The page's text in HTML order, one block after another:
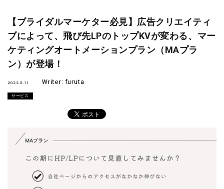
【ブライダルマーケター必見】広告クリエイティ
ブによって、飛び先LPのトップKVが変わる、マー
ケティングオートメーションプラン（MAプラ
ン）が登場！
2022.5.11 Writer: furuta
サービス